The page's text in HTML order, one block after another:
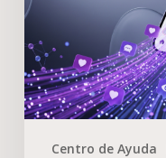
Centro de Ayuda